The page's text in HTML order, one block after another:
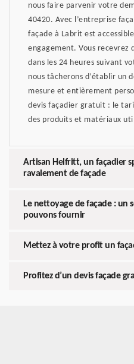
nous faire parvenir votre
40420. Avec l’entreprise
façade à Labrit est
engagement. Vous recevrez
dans les 24 heures suivant
nous tâcherons d’établir un
mesure et entièrement
devis façadier gratuit : le
des produits et matériaux
Artisan Helfritt, un façadier
ravalement de façade
Le nettoyage de façade : un
pouvons fournir
Mettez à votre profit un
Profitez d’un devis façade